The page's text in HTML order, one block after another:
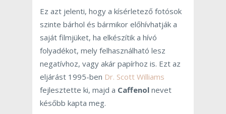
Ez azt jelenti, hogy a kísérletező fotósok
szinte bárhol és bármikor előhívhatják a
saját filmjüket, ha elkészítik a hívó
folyadékot, mely felhasználható lesz
negatívhoz, vagy akár papírhoz is. Ezt az
eljárást 1995-ben Dr. Scott Williams
fejlesztette ki, majd a Caffenol nevet
később kapta meg.